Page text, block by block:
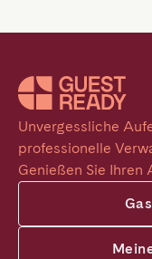
Unvergessliche
professionelle
Genießen Sie Ihren